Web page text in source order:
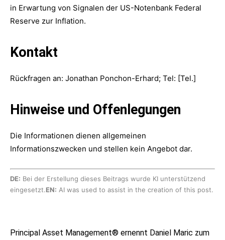
in Erwartung von Signalen der US-Notenbank Federal
Reserve zur Inflation.
Kontakt
Rückfragen an: Jonathan Ponchon-Erhard; Tel: [Tel.]
Hinweise und Offenlegungen
Die Informationen dienen allgemeinen
Informationszwecken und stellen kein Angebot dar.
DE: Bei der Erstellung dieses Beitrags wurde KI unterstützend
eingesetzt.EN: AI was used to assist in the creation of this post.
Principal Asset Management® ernennt Daniel Maric zum